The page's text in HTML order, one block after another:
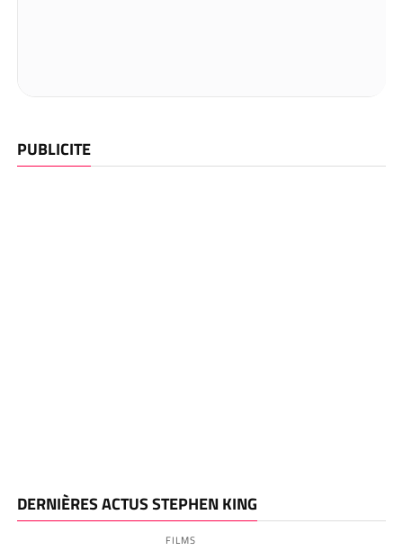
PUBLICITE
DERNIÈRES ACTUS STEPHEN KING
FILMS